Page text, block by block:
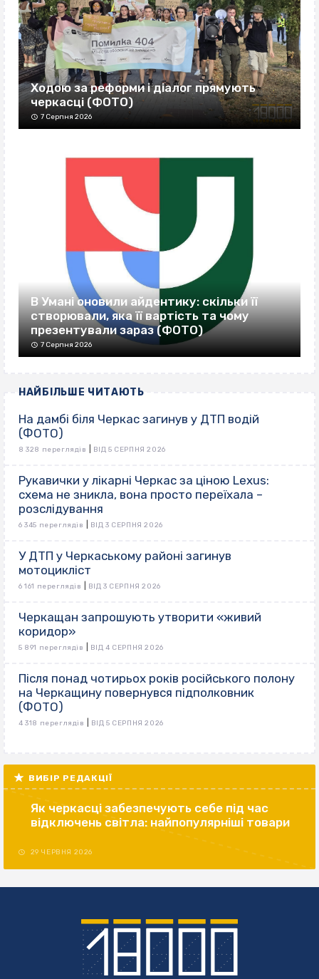
Ходою за реформи і діалог прямують
черкасці (ФОТО)
7 Серпня 2026
В Умані оновили айдентику: скільки її
створювали, яка її вартість та чому
презентували зараз (ФОТО)
7 Серпня 2026
НАЙБІЛЬШЕ ЧИТАЮТЬ
На дамбі біля Черкас загинув у ДТП водій
(ФОТО)
8 328 переглядів ВІД 5 СЕРПНЯ 2026
Рукавички у лікарні Черкас за ціною Lexus:
схема не зникла, вона просто переїхала –
розслідування
6 345 переглядів ВІД 3 СЕРПНЯ 2026
У ДТП у Черкаському районі загинув
мотоцикліст
6 161 переглядів ВІД 3 СЕРПНЯ 2026
Черкащан запрошують утворити «живий
коридор»
5 891 переглядів ВІД 4 СЕРПНЯ 2026
Після понад чотирьох років російського полону
на Черкащину повернувся підполковник
(ФОТО)
4 318 переглядів ВІД 5 СЕРПНЯ 2026
ВИБІР РЕДАКЦІЇ
Як черкасці забезпечують себе під час
відключень світла: найпопулярніші товари
29 ЧЕРВНЯ 2026